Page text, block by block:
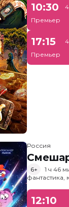
10:30
Премьер
17:15
Премьер
Россия
6+
1 ч 46
12:10